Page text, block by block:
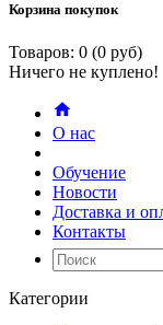
Корзина покупок
Товаров: 0 (0 руб)
Ничего не куплено!
О нас
Обучение
Новости
Доставка и
Контакты
Категории